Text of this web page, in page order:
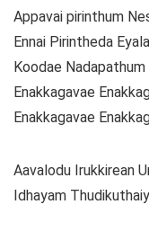
Appavai pirinthum
Ennai Pirintheda
Koodae Nadapathum
Enakkagavae
Enakkagavae
Aavalodu Irukkirean
Idhayam